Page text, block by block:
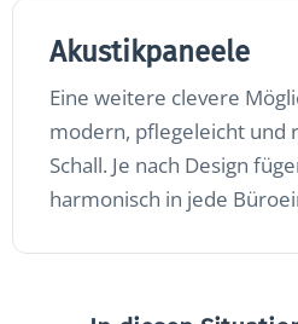
Akustikpaneele
Eine weitere clevere
modern, pflegeleicht und
Schall. Je nach Design
harmonisch in jede